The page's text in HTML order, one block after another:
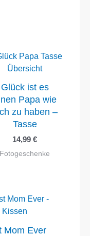
Glück ist es
Papa wie
zu haben –
Tasse
14,99 €
Fotogeschenke
Mom Ever